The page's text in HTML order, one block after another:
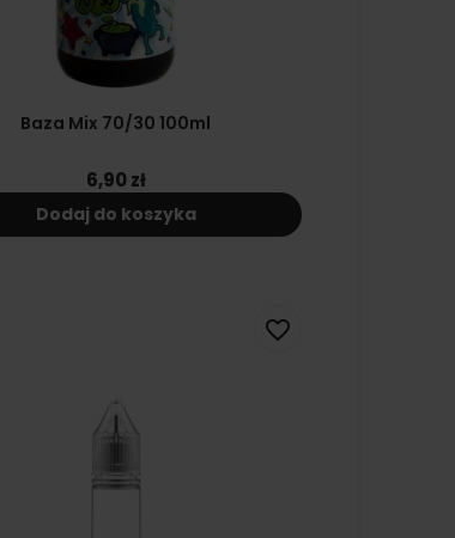
Baza Mix 70/30 100ml
6,90 zł
Dodaj do koszyka
favorite_border